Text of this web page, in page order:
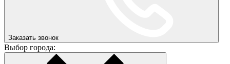
Заказать звонок
Выбор города: